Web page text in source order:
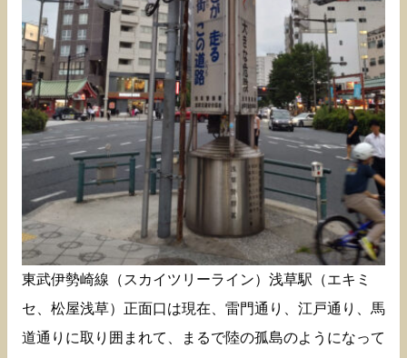
東武伊勢崎線（スカイツリーライン）浅草駅（エキミ
セ、松屋浅草）正面口は現在、雷門通り、江戸通り、馬
道通りに取り囲まれて、まるで陸の孤島のようになって